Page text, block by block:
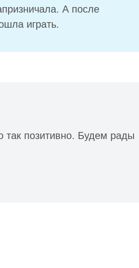
А после
играть.
позитивно. Будем рады